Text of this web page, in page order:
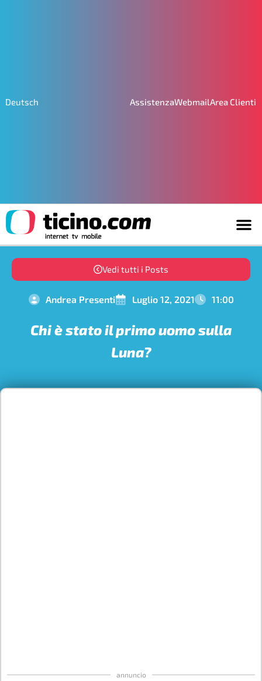
Deutsch AssistenzaWebmailArea Clienti
Vedi tutti i Posts
Andrea Presenti Luglio 12, 2021 11:00
Chi è stato il primo uomo sulla
Luna?
annuncio